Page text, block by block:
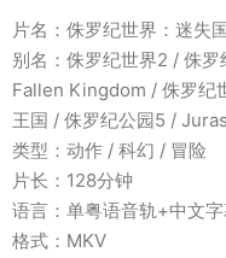
片名：侏罗纪世界：迷失
别名：侏罗纪世界2 / 侏
Fallen Kingdom / 侏罗纪
王国 / 侏罗纪公园5 /
类型：动作 / 科幻 / 冒险
片长：128分钟
语言：单粤语音轨+中文
格式：MKV